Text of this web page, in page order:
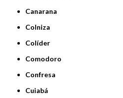
Canarana
Colniza
Colíder
Comodoro
Confresa
Cuiabá